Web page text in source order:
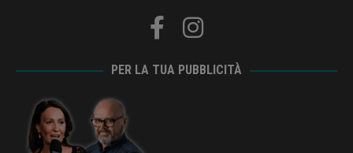
PER LA TUA PUBBLICITÀ